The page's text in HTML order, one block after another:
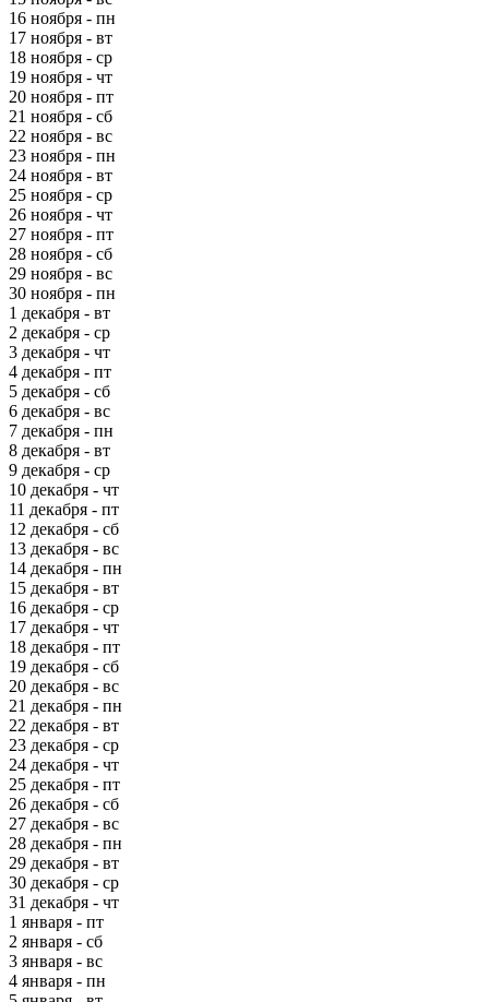
16 ноября - пн
17 ноября - вт
18 ноября - ср
19 ноября - чт
20 ноября - пт
21 ноября - сб
22 ноября - вс
23 ноября - пн
24 ноября - вт
25 ноября - ср
26 ноября - чт
27 ноября - пт
28 ноября - сб
29 ноября - вс
30 ноября - пн
1 декабря - вт
2 декабря - ср
3 декабря - чт
4 декабря - пт
5 декабря - сб
6 декабря - вс
7 декабря - пн
8 декабря - вт
9 декабря - ср
10 декабря - чт
11 декабря - пт
12 декабря - сб
13 декабря - вс
14 декабря - пн
15 декабря - вт
16 декабря - ср
17 декабря - чт
18 декабря - пт
19 декабря - сб
20 декабря - вс
21 декабря - пн
22 декабря - вт
23 декабря - ср
24 декабря - чт
25 декабря - пт
26 декабря - сб
27 декабря - вс
28 декабря - пн
29 декабря - вт
30 декабря - ср
31 декабря - чт
1 января - пт
2 января - сб
3 января - вс
4 января - пн